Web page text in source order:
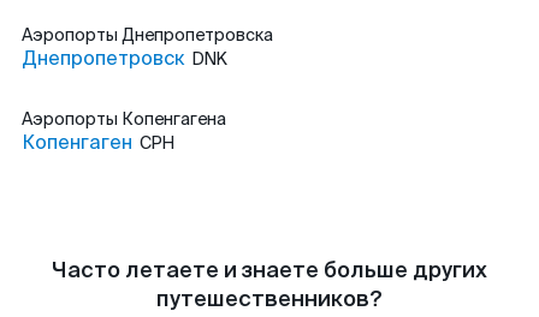
Аэропорты Днепропетровска
Днепропетровск DNK
Аэропорты Копенгагена
Копенгаген CPH
Часто летаете и знаете больше других
путешественников?